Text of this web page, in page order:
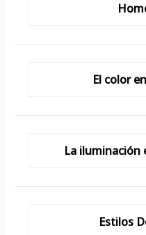
El color
La iluminación
Estilos